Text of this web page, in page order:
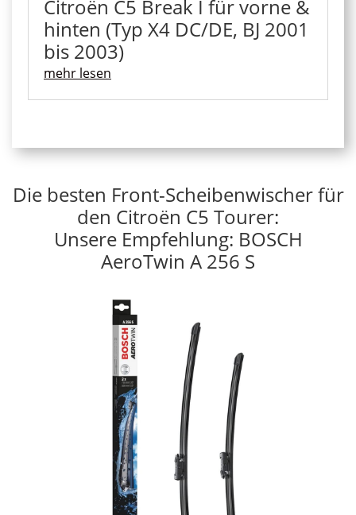
Citroën C5 Break I für vorne &
hinten (Typ X4 DC/DE, BJ 2001
bis 2003)
mehr lesen
Die besten Front-Scheibenwischer für
den Citroën C5 Tourer:
Unsere Empfehlung: BOSCH
AeroTwin A 256 S